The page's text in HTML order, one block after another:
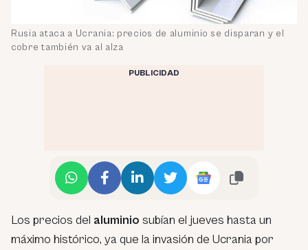
Rusia ataca a Ucrania: precios de aluminio se disparan y el
cobre también va al alza
PUBLICIDAD
Los precios del aluminio subían el jueves hasta un
máximo histórico, ya que la invasión de Ucrania por